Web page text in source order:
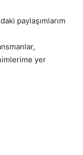
paylaşımlarım
yer